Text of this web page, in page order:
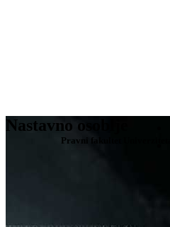
Nastavno osoblje
Pravni fakultet